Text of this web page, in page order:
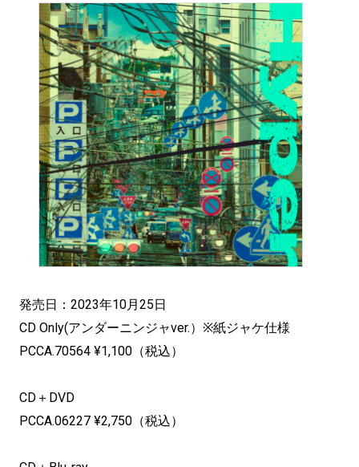
発売日：2023年10月25日
CD Only(アンダーニンジャver.）※紙ジャケ仕様
PCCA.70564 ¥1,100（税込）
CD＋DVD
PCCA.06227 ¥2,750（税込）